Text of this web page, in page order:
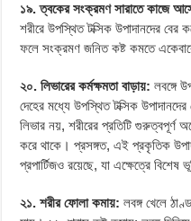
১৯. ত্বকের সংক্রমণ সারাতে কাজে
শরীরে উপস্থিত টক্সিক উপাদানদের বের
ফলে সংক্রমণ জনিত কষ্ট কমতে
২০. লিভারের কর্মক্ষমতা বাড়ায়: লবঙ্গে
দেহের মধ্যে উপস্থিত টক্সিক
লিভার নয়, শরীরের প্রতিটি গুরুত্বপূর্ণ
করে থাকে। প্রসঙ্গত, এই প্রকৃতিক
প্রপার্টিজও রয়েছে, যা এক্ষেত্রে বিশেষ
২১. শরীর ফোলা কমায়: লবঙ্গ খেলে